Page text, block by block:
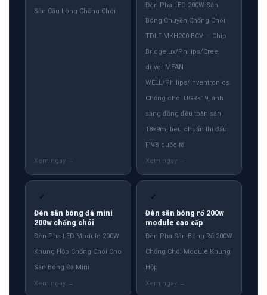
Sân Cầu Lông Chống Chói
Đèn Pha LED 200W Sân
Bóng Chuyền Chống Chói
TDLF-MKH200-BCV — Chip
Bridgelux/Philips/Cree,
driver MEAN
WELL/Philips/Inventronics.
Chống chói UGR<19, ánh
sáng đồng đều toàn sân
18×9m, tiêu chuẩn thi đấu
FIVB quốc tế
✓
Đèn sân bóng đá mini
200w chống chói
Đèn Pha LED Module 200W
Khung Hộp Chống Chói Cho
Sân Bóng Đá Mini
✓
Đèn sân bóng rổ 200w
module cao cấp
Đèn Pha Sân Bóng Rổ 200W
Chống Chói Module Khung
Hộp